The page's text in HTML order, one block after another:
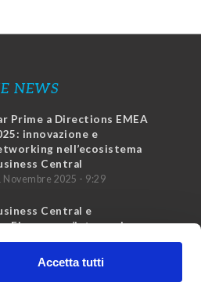
Accetta tutti
NEWS
Prime a Directions EMEA
innovazione e
nell’ecosistema
Central
Novembre 2025 - 9:29
Central e
un’integrazione
Marzo 2025 - 17:20